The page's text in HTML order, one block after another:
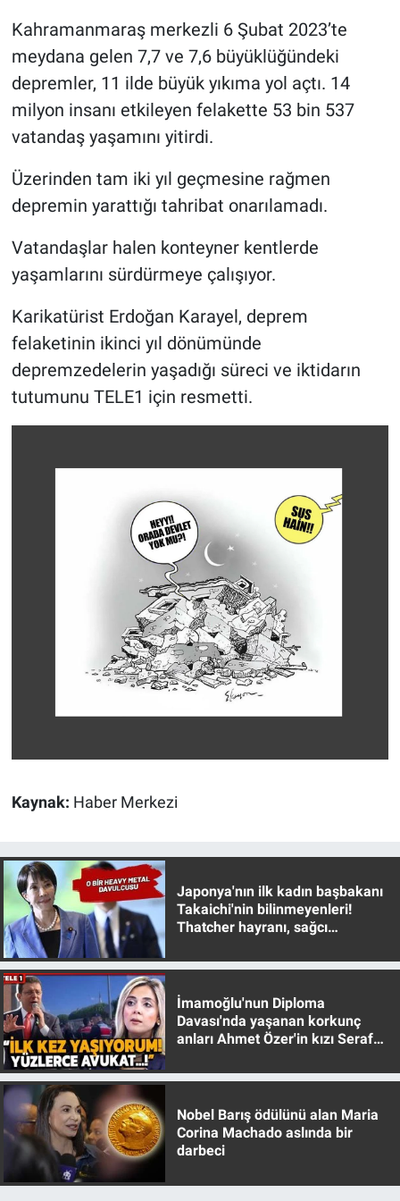
Kahramanmaraş merkezli 6 Şubat 2023’te
meydana gelen 7,7 ve 7,6 büyüklüğündeki
depremler, 11 ilde büyük yıkıma yol açtı. 14
milyon insanı etkileyen felakette 53 bin 537
vatandaş yaşamını yitirdi.
Üzerinden tam iki yıl geçmesine rağmen
depremin yarattığı tahribat onarılamadı.
Vatandaşlar halen konteyner kentlerde
yaşamlarını sürdürmeye çalışıyor.
Karikatürist Erdoğan Karayel, deprem
felaketinin ikinci yıl dönümünde
depremzedelerin yaşadığı süreci ve iktidarın
tutumunu TELE1 için resmetti.
Kaynak: Haber Merkezi
Japonya'nın ilk kadın başbakanı
Takaichi'nin bilinmeyenleri!
Thatcher hayranı, sağcı
İmamoğlu'nun Diploma
Davası'nda yaşanan korkunç
anları Ahmet Özer'in kızı Seraf
Nobel Barış ödülünü alan Maria
Corina Machado aslında bir
darbeci
Gündem Özel
Günün görüntüsü
Haber
İlan
Koronavirüs
Kültür Sanat
Ne demişti
Nedir
Türkiye'nin Geleceği
Canlı Yayın